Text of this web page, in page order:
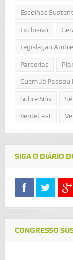
Escolhas
Exclusivo
Legislação
Parcerias
Quem Já Passou
Sobre Nós
VerdeCast
SIGA O DIÁRIO
CONGRESSO